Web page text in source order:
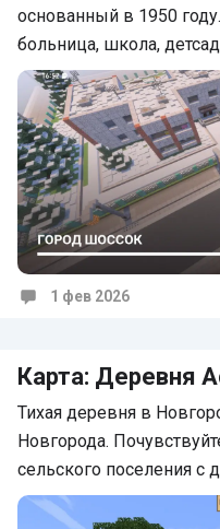
основанный в 1950
больница, школа,
1 фев 2026
Карта: Деревня
Тихая деревня в
Новгорода.
сельского поселения